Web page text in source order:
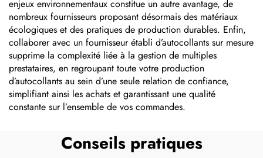
enjeux environnementaux constitue un autre avantage, de
nombreux fournisseurs proposant désormais des matériaux
écologiques et des pratiques de production durables. Enfin,
collaborer avec un fournisseur établi d’autocollants sur mesure
supprime la complexité liée à la gestion de multiples
prestataires, en regroupant toute votre production
d’autocollants au sein d’une seule relation de confiance,
simplifiant ainsi les achats et garantissant une qualité
constante sur l’ensemble de vos commandes.
Conseils pratiques